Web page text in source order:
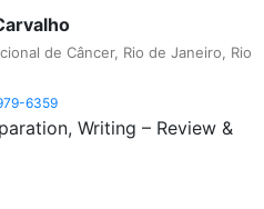
de Câncer, Rio de Janeiro, Rio
6359
Writing – Review &